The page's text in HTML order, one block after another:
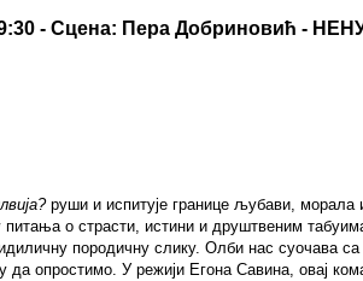
- Сцена: Пера Добриновић -
руши и испитује границе љубави, морала
питања о страсти, истини и друштвеним
породичну слику. Олби нас суочава
опростимо. У режији Егона Савина, овај